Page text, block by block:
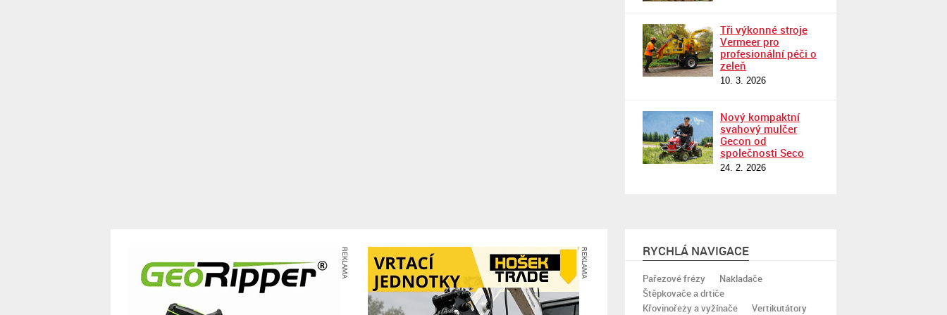
Tři výkonné stroje
Vermeer pro
profesionální péči o
zeleň
10. 3. 2026
Nový kompaktní
svahový mulčer
Gecon od
společnosti Seco
24. 2. 2026
REKLAMA REKLAMA RYCHLÁ NAVIGACE
Pařezové frézy
Nakladače
Štěpkovače a drtiče
Křovinořezy a vyžínače
Vertikutátory